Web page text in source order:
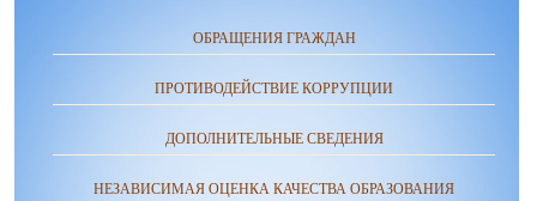
ОБРАЩЕНИЯ ГРАЖДАН
ПРОТИВОДЕЙСТВИЕ КОРРУПЦИИ
ДОПОЛНИТЕЛЬНЫЕ СВЕДЕНИЯ
НЕЗАВИСИМАЯ ОЦЕНКА КАЧЕСТВА ОБРАЗОВАНИЯ